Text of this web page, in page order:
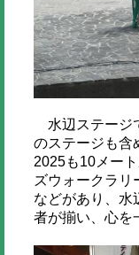
水辺ステージ
のステージも含
2025も10メー
ズウォークラリ
などがあり、水
者が揃い、心を